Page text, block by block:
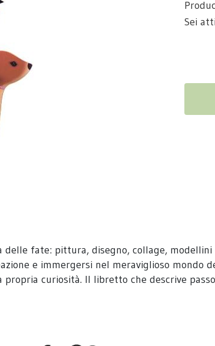
Sei
fate: pittura, disegno, collage,
e immergersi nel meraviglioso mondo
curiosità. Il libretto che descrive